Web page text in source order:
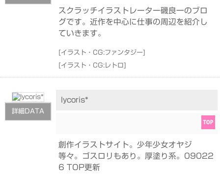
スクラッチイラストレーター磯良一のブロ
グです。近作を中心に仕事の周辺を紹介し
ていきます。
[イラスト・CG:ファンタジー]
[イラスト・CG:レトロ]
詳細DATA
lycoris*
創作イラストサイト。少年少女オヤジ
等々。ゴスロリもあり。厚塗り系。09022
6 TOP更新